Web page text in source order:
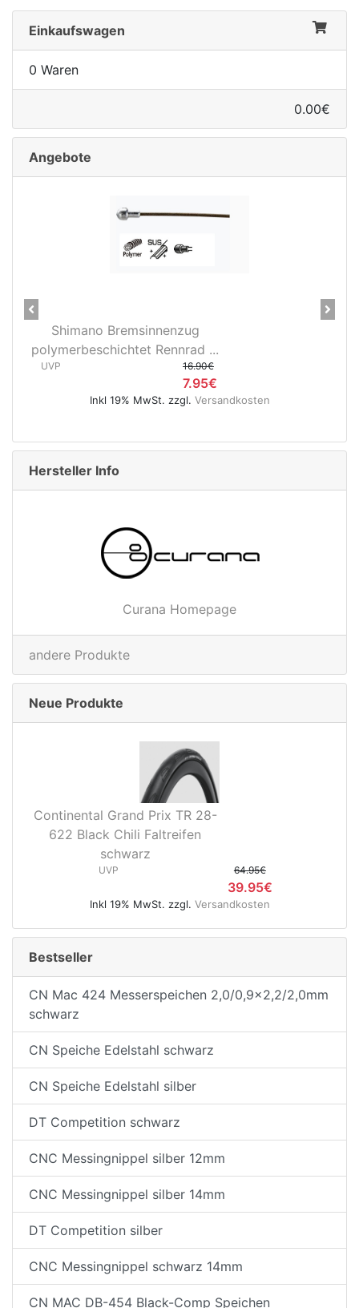
Einkaufswagen
0 Waren
0.00€
Angebote
Shimano Bremsinnenzug
polymerbeschichtet Rennrad ...
UVP 16.90€
7.95€
Inkl 19% MwSt. zzgl. Versandkosten
Previous Next
Hersteller Info
Curana Homepage
andere Produkte
Neue Produkte
Continental Grand Prix TR 28-
622 Black Chili Faltreifen
schwarz
UVP 64.95€
39.95€
Inkl 19% MwSt. zzgl. Versandkosten
Bestseller
CN Mac 424 Messerspeichen 2,0/0,9x2,2/2,0mm
schwarz
CN Speiche Edelstahl schwarz
CN Speiche Edelstahl silber
DT Competition schwarz
CNC Messingnippel silber 12mm
CNC Messingnippel silber 14mm
DT Competition silber
CNC Messingnippel schwarz 14mm
CN MAC DB-454 Black-Comp Speichen